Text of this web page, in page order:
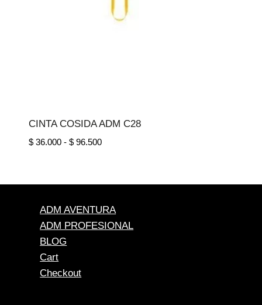
CINTA COSIDA ADM C28
$36.000 - $96.500Rango
hasta
$ 96.500
ADM AVENTURA
ADM PROFESIONAL
BLOG
Cart
Checkout